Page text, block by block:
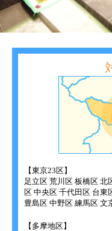
【東京23区】
足立区 荒川区 板橋区 北
区 中央区 千代田区 台東
豊島区 中野区 練馬区 文
【多摩地区】